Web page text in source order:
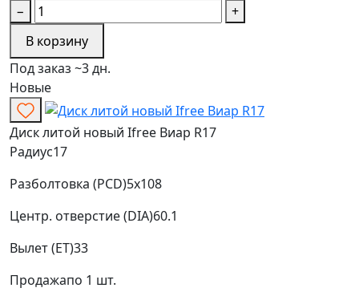
−
+
В корзину
Под заказ ~3 дн.
Новые
Диск литой новый Ifree Виар R17
Радиус17
Разболтовка (PCD)5x108
Центр. отверстие (DIA)60.1
Вылет (ET)33
Продажапо 1 шт.